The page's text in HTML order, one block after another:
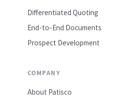
Differentiated Quoting
End-to-End Documents
Prospect Development
COMPANY
About Patisco